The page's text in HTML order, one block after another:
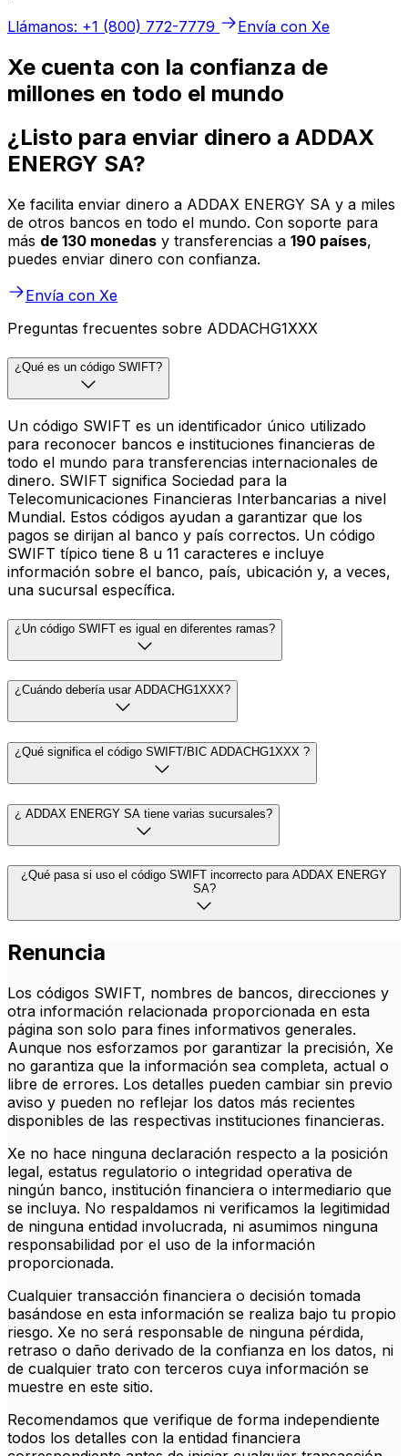
Llámanos: +1 (800) 772-7779
Envía con Xe
Xe cuenta con la confianza de
millones en todo el mundo
¿Listo para enviar dinero a ADDAX
ENERGY SA?
Xe facilita enviar dinero a ADDAX ENERGY SA y a miles
de otros bancos en todo el mundo. Con soporte para
más de 130 monedas y transferencias a 190 países,
puedes enviar dinero con confianza.
Envía con Xe
Preguntas frecuentes sobre ADDACHG1XXX
¿Qué es un código SWIFT?
Un código SWIFT es un identificador único utilizado
para reconocer bancos e instituciones financieras de
todo el mundo para transferencias internacionales de
dinero. SWIFT significa Sociedad para la
Telecomunicaciones Financieras Interbancarias a nivel
Mundial. Estos códigos ayudan a garantizar que los
pagos se dirijan al banco y país correctos. Un código
SWIFT típico tiene 8 u 11 caracteres e incluye
información sobre el banco, país, ubicación y, a veces,
una sucursal específica.
¿Un código SWIFT es igual en diferentes ramas?
¿Cuándo debería usar ADDACHG1XXX?
¿Qué significa el código SWIFT/BIC ADDACHG1XXX ?
¿ ADDAX ENERGY SA tiene varias sucursales?
¿Qué pasa si uso el código SWIFT incorrecto para ADDAX ENERGY
SA?
Renuncia
Los códigos SWIFT, nombres de bancos, direcciones y
otra información relacionada proporcionada en esta
página son solo para fines informativos generales.
Aunque nos esforzamos por garantizar la precisión, Xe
no garantiza que la información sea completa, actual o
libre de errores. Los detalles pueden cambiar sin previo
aviso y pueden no reflejar los datos más recientes
disponibles de las respectivas instituciones financieras.
Xe no hace ninguna declaración respecto a la posición
legal, estatus regulatorio o integridad operativa de
ningún banco, institución financiera o intermediario que
se incluya. No respaldamos ni verificamos la legitimidad
de ninguna entidad involucrada, ni asumimos ninguna
responsabilidad por el uso de la información
proporcionada.
Cualquier transacción financiera o decisión tomada
basándose en esta información se realiza bajo tu propio
riesgo. Xe no será responsable de ninguna pérdida,
retraso o daño derivado de la confianza en los datos, ni
de cualquier trato con terceros cuya información se
muestre en este sitio.
Recomendamos que verifique de forma independiente
todos los detalles con la entidad financiera